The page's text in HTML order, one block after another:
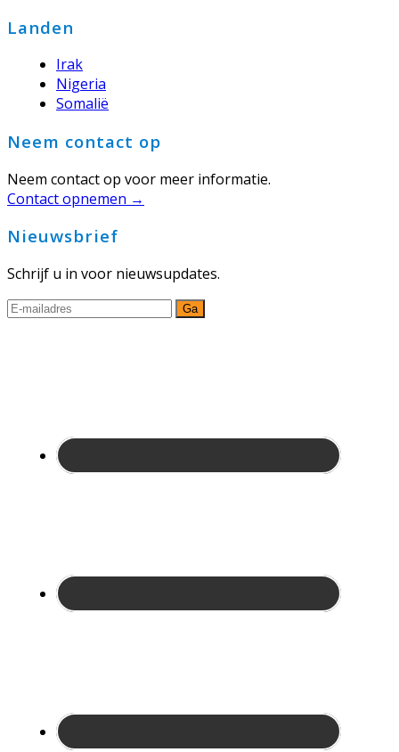
Landen
Irak
Nigeria
Somalië
Neem contact op
Neem contact op voor meer informatie.
Contact opnemen →
Nieuwsbrief
Schrijf u in voor nieuwsupdates.